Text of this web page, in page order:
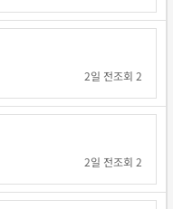
2일 전조회 2
2일 전조회 2